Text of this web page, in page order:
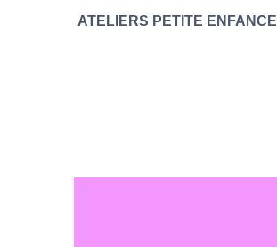
ATELIERS PETITE ENFANCE